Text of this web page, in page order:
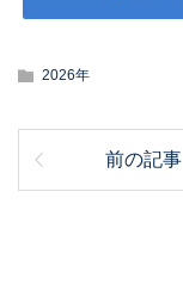
2026年
前の記事